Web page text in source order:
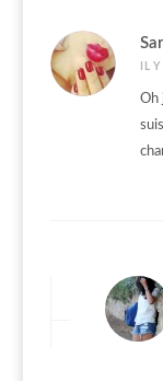
IL
Oh